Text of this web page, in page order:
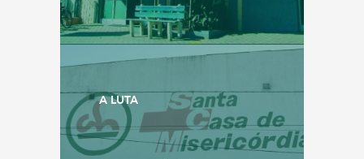
A LUTA